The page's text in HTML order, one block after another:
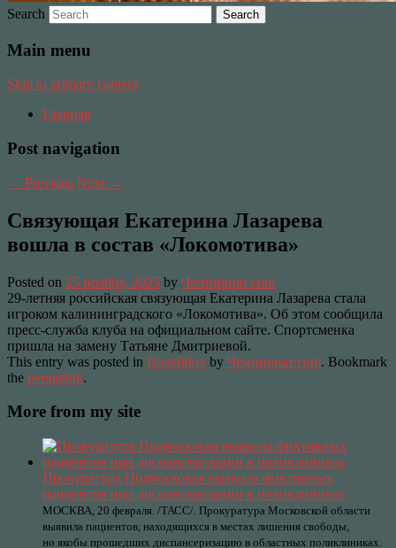
Search
Main menu
Skip to primary content
Главная
Post navigation
← Previous Next →
Связующая Екатерина Лазарева
вошла в состав «Локомотива»
Posted on 25 ноября, 2025 by Чемпионат.com
29-летняя российская связующая Екатерина Лазарева стала
игроком калининградского «Локомотива». Об этом сообщила
пресс-служба клуба на официальном сайте. Спортсменка
пришла на замену Татьяне Дмитриевой.
This entry was posted in Волейбол by Чемпионат.com. Bookmark
the permalink.
More from my site
Прокуратура Подмосковья выявила фиктивных
пациентов при диспансеризации в поликлиниках
МОСКВА, 20 февраля. /ТАСС/. Прокуратура Московской области
выявила пациентов, находящихся в местах лишения свободы,
но якобы прошедших диспансеризацию в областных поликлиниках.